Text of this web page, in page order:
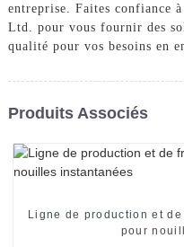
entreprise. Faites confiance
Ltd. pour vous fournir des
qualité pour vos besoins en
Produits Associés
Ligne de production et
pour